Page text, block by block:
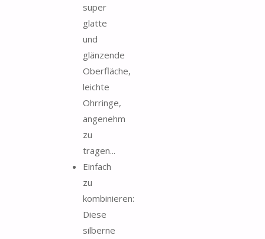
super
glatte
und
glänzende
Oberfläche,
leichte
Ohrringe,
angenehm
zu
tragen...
Einfach
zu
kombinieren:
Diese
silberne